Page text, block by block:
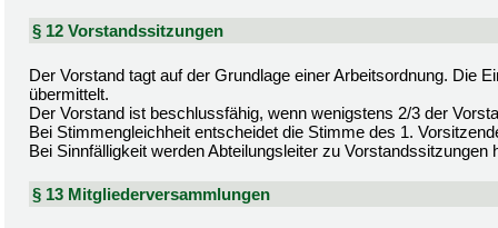
§ 12 Vorstandssitzungen
Der Vorstand tagt auf der Grundlage einer Arbeitsordnung. Die
übermittelt.
Der Vorstand ist beschlussfähig, wenn wenigstens 2/3 der
Bei Stimmengleichheit entscheidet die Stimme des 1.
Bei Sinnfälligkeit werden Abteilungsleiter zu Vorstandssitzungen
§ 13 Mitgliederversammlungen